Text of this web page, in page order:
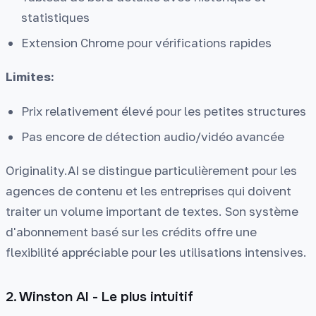
statistiques
Extension Chrome pour vérifications rapides
Limites:
Prix relativement élevé pour les petites structures
Pas encore de détection audio/vidéo avancée
Originality.AI se distingue particulièrement pour les
agences de contenu et les entreprises qui doivent
traiter un volume important de textes. Son système
d'abonnement basé sur les crédits offre une
flexibilité appréciable pour les utilisations intensives.
2. Winston AI - Le plus intuitif